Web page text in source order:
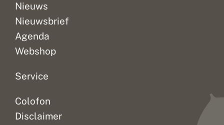
Nieuws
Nieuwsbrief
Agenda
Webshop
Service
Colofon
Disclaimer